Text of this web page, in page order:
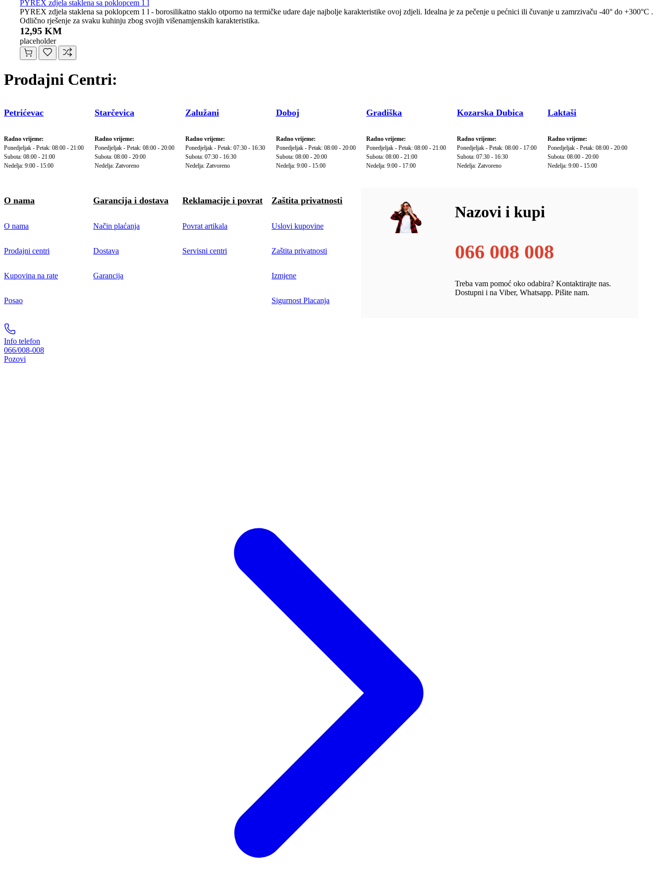
PYREX zdjela staklena sa poklopcem 1 l
PYREX zdjela staklena sa poklopcem 1 l - borosilikatno staklo otporno na termičke udare daje najbolje karakteristike ovoj zdjeli. Idealna je za pečenje u pećnici ili čuvanje u zamrzivaču -40° do +300°C .
Odlično rješenje za svaku kuhinju zbog svojih višenamjenskih karakteristika.
12,95 KM
placeholder
Prodajni Centri:
Petrićevac
Radno vrijeme:
Ponedjeljak - Petak: 08:00 - 21:00
Subota: 08:00 - 21:00
Nedelja: 9:00 - 15:00
Starčevica
Radno vrijeme:
Ponedjeljak - Petak: 08:00 - 20:00
Subota: 08:00 - 20:00
Nedelja: Zatvoreno
Zalužani
Radno vrijeme:
Ponedjeljak - Petak: 07:30 - 16:30
Subota: 07:30 - 16:30
Nedelja: Zatvoreno
Doboj
Radno vrijeme:
Ponedjeljak - Petak: 08:00 - 20:00
Subota: 08:00 - 20:00
Nedelja: 9:00 - 15:00
Gradiška
Radno vrijeme:
Ponedjeljak - Petak: 08:00 - 21:00
Subota: 08:00 - 21:00
Nedelja: 9:00 - 17:00
Kozarska Dubica
Radno vrijeme:
Ponedjeljak - Petak: 08:00 - 17:00
Subota: 07:30 - 16:30
Nedelja: Zatvoreno
Laktaši
Radno vrijeme:
Ponedjeljak - Petak: 08:00 - 20:00
Subota: 08:00 - 20:00
Nedelja: 9:00 - 15:00
O nama
O nama
Prodajni centri
Kupovina na rate
Posao
Garancija i dostava
Način plaćanja
Dostava
Garancija
Reklamacije i povrat
Povrat artikala
Servisni centri
Zaštita privatnosti
Uslovi kupovine
Zaštita privatnosti
Izmjene
Sigurnost Placanja
Nazovi i kupi
066 008 008
Treba vam pomoć oko odabira? Kontaktirajte nas.
Dostupni i na Viber, Whatsapp. Pišite nam.
Info telefon
066/008-008
Pozovi